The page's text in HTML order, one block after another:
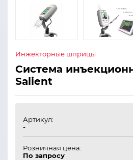
Инжекторные шприцы
Система
Salient
Артикул:
-
Розничная цена:
По запросу